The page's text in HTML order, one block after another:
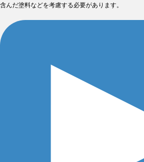
含んだ塗料などを考慮する必要があります。